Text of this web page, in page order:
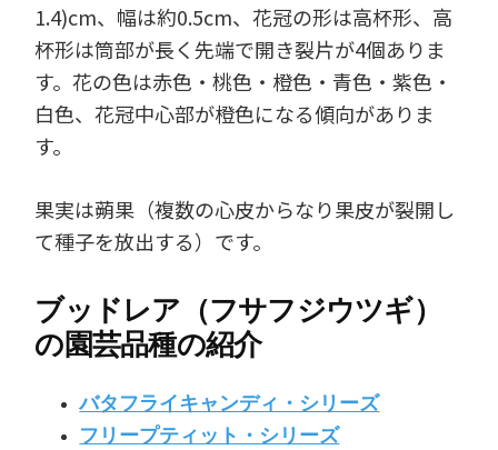
1.4)cm、幅は約0.5cm、花冠の形は高杯形、高
杯形は筒部が長く先端で開き裂片が4個ありま
す。花の色は赤色・桃色・橙色・青色・紫色・
白色、花冠中心部が橙色になる傾向がありま
す。
果実は蒴果（複数の心皮からなり果皮が裂開し
て種子を放出する）です。
ブッドレア（フサフジウツギ）
の園芸品種の紹介
バタフライキャンディ・シリーズ
フリープティット・シリーズ